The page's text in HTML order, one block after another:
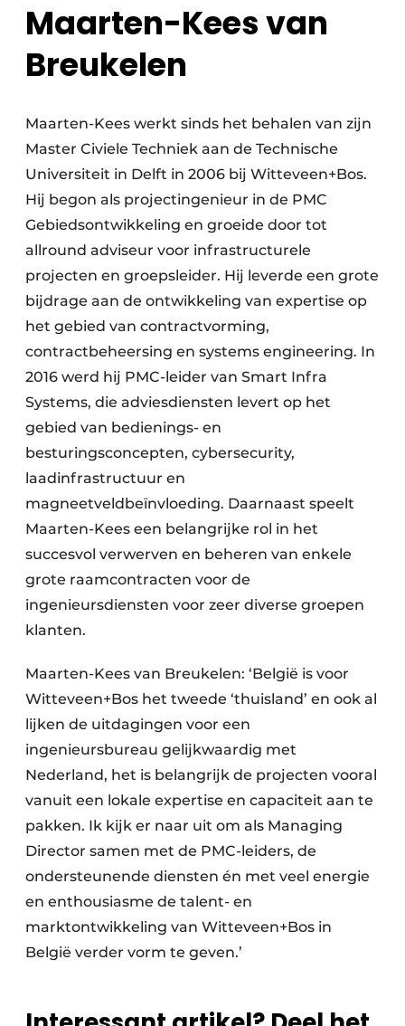
Maarten-Kees van
Breukelen
Maarten-Kees werkt sinds het behalen van zijn
Master Civiele Techniek aan de Technische
Universiteit in Delft in 2006 bij Witteveen+Bos.
Hij begon als projectingenieur in de PMC
Gebiedsontwikkeling en groeide door tot
allround adviseur voor infrastructurele
projecten en groepsleider. Hij leverde een grote
bijdrage aan de ontwikkeling van expertise op
het gebied van contractvorming,
contractbeheersing en systems engineering. In
2016 werd hij PMC-leider van Smart Infra
Systems, die adviesdiensten levert op het
gebied van bedienings- en
besturingsconcepten, cybersecurity,
laadinfrastructuur en
magneetveldbeïnvloeding. Daarnaast speelt
Maarten-Kees een belangrijke rol in het
succesvol verwerven en beheren van enkele
grote raamcontracten voor de
ingenieursdiensten voor zeer diverse groepen
klanten.
Maarten-Kees van Breukelen: ‘België is voor
Witteveen+Bos het tweede ‘thuisland’ en ook al
lijken de uitdagingen voor een
ingenieursbureau gelijkwaardig met
Nederland, het is belangrijk de projecten vooral
vanuit een lokale expertise en capaciteit aan te
pakken. Ik kijk er naar uit om als Managing
Director samen met de PMC-leiders, de
ondersteunende diensten én met veel energie
en enthousiasme de talent- en
marktontwikkeling van Witteveen+Bos in
België verder vorm te geven.’